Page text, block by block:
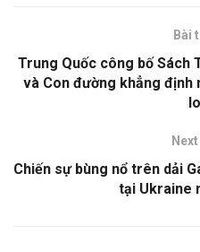
Bài
Trung Quốc công bố Sách
và Con đường khẳng định
Chiến sự bùng nổ trên dải
tại Ukraine